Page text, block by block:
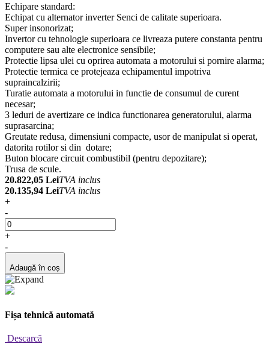
Echipare standard:
Echipat cu alternator inverter Senci de calitate superioara.
Super insonorizat;
Invertor cu tehnologie superioara ce livreaza putere constanta pentru
computere sau alte electronice sensibile;
Protectie lipsa ulei cu oprirea automata a motorului si pornire alarma;
Protectie termica ce protejeaza echipamentul impotriva
supraincalzirii;
Turatie automata a motorului in functie de consumul de curent
necesar;
3 leduri de avertizare ce indica functionarea generatorului, alarma
suprasarcina;
Greutate redusa, dimensiuni compacte, usor de manipulat si operat,
datorita rotilor si din dotare;
Buton blocare circuit combustibil (pentru depozitare);
Trusa de scule.
20.822,05 LeiTVA inclus
20.135,94 LeiTVA inclus
+
-
+
-
Adaugă în coș
Fișa tehnică automată
Descarcă